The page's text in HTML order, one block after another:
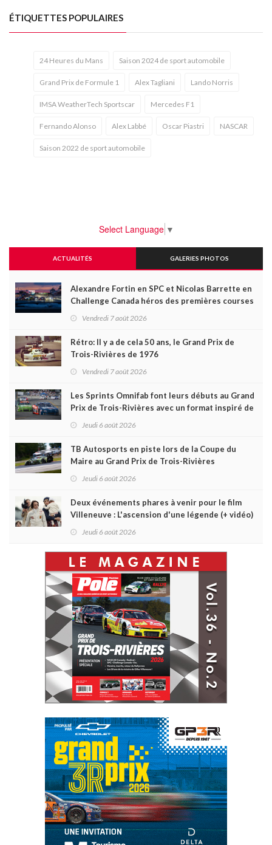
ÉTIQUETTES POPULAIRES
24 Heures du Mans Saison 2024 de sport automobile
Grand Prix de Formule 1 Alex Tagliani Lando Norris
IMSA WeatherTech Sportscar Mercedes F1
Fernando Alonso Alex Labbé Oscar Piastri NASCAR
Saison 2022 de sport automobile
Select Language ▼
ACTUALITÉS GALERIES PHOTOS
Alexandre Fortin en SPC et Nicolas Barrette en
Challenge Canada héros des premières courses
Vendredi 7 août 2026
Rétro: Il y a de cela 50 ans, le Grand Prix de
Trois-Rivières de 1976
Vendredi 7 août 2026
Les Sprints Omnifab font leurs débuts au Grand
Prix de Trois-Rivières avec un format inspiré de
Jeudi 6 août 2026
TB Autosports en piste lors de la Coupe du
Maire au Grand Prix de Trois-Rivières
Jeudi 6 août 2026
Deux événements phares à venir pour le film
Villeneuve : L'ascension d'une légende (+ vidéo)
Jeudi 6 août 2026